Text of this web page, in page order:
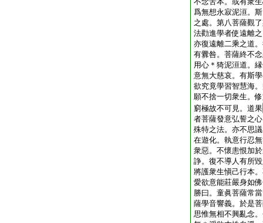
爲無想永寂泥洹。
之處。第八菩薩觀
法勸進學者使遠離
亦復遠離二乘之道
有釁咎。菩薩終不
用心＊猗泥洹道。
意無大慈哀。有斯
欲究竟學習智慧海
願不捨一切衆生。
窮極故不可見。道果
者菩薩發意弘誓之
殊特之法。亦不思
在遊化。執意行忍
衆惡。不懷恚恨加
諍。復不導人有所
將護衆生愼己行本
愛欲意能莊嚴身如
勝曰。童眞菩薩常
薩學音響義。於是
思惟無相不興亂念